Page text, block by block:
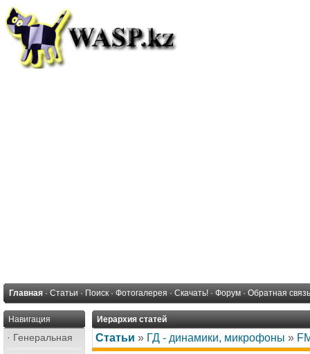
Главная · Статьи · Поиск · Фотогалерея · Скачать! · Форум · Обратная связь
Навигация
· Генеральная
Иерархия статей
Статьи » ГД - динамики, микрофоны »